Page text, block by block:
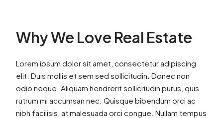
Why We Love Real Estate
Lorem ipsum dolor sit amet, consectetur adipiscing
elit. Duis mollis et sem sed sollicitudin. Donec non
odio neque. Aliquam hendrerit sollicitudin purus, quis
rutrum mi accumsan nec. Quisque bibendum orci ac
nibh facilisis, at malesuada orci congue. Nullam tempus